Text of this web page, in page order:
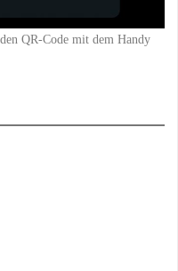
QR-Code mit dem Handy